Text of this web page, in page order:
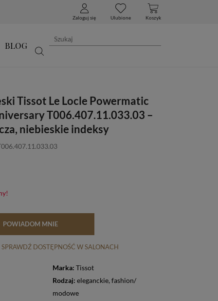
Zaloguj się Ulubione Koszyk
BLOG
Tissot Le Locle Powermatic
T006.407.11.033.03 –
niebieskie indeksy
POWIADOM MNIE
SPRAWDŹ DOSTĘPNOŚĆ W SALONACH
Marka: Tissot
Rodzaj:eleganckie, fashion/
modowe